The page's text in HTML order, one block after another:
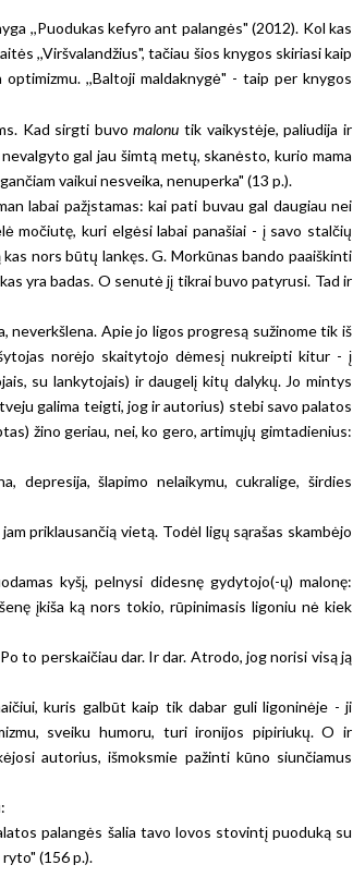
,,Puodukas kefyro ant palangės" (2012). Kol kas
,,Viršvalandžius", tačiau šios knygos skiriasi kaip
,,Baltoji maldaknygė" - taip per knygos
Kad sirgti buvomalonu tik vaikystėje, paliudija ir
gal jau šimtą metų, skanėsto, kurio mama
vaikui nesveika, nenuperka" (13 p.).
labai pažįstamas: kai pati buvau gal daugiau nei
močiutę, kuri elgėsi labai panašiai - į savo stalčių
nors būtų lankęs. G. Morkūnas bando paaiškinti
yra badas. O senutė jį tikrai buvo patyrusi. Tad ir
neverkšlena. Apie jo ligos progresą sužinome tik iš
norėjo skaitytojo dėmesį nukreipti kitur - į
su lankytojais) ir daugelį kitų dalykų. Jo mintys
galima teigti, jog ir autorius) stebi savo palatos
žino geriau, nei, ko gero, artimųjų gimtadienius:
šlapimo nelaikymu, cukralige, širdies
priklausančią vietą. Todėl ligų sąrašas skambėjo
kyšį, pelnysi didesnę gydytojo(-ų) malonę:
įkiša ką nors tokio, rūpinimasis ligoniu nė kiek
to perskaičiau dar. Ir dar. Atrodo, jog norisi visą ją
kuris galbūt kaip tik dabar guli ligoninėje - ji
sveiku humoru, turi ironijos pipiriukų. O ir
autorius, išmoksmie pažinti kūno siunčiamus
palangės šalia tavo lovos stovintį puoduką su
(156 p.).